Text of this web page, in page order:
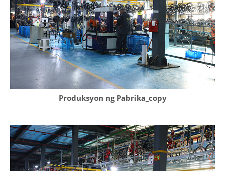
Produksyon ng Pabrika_copy